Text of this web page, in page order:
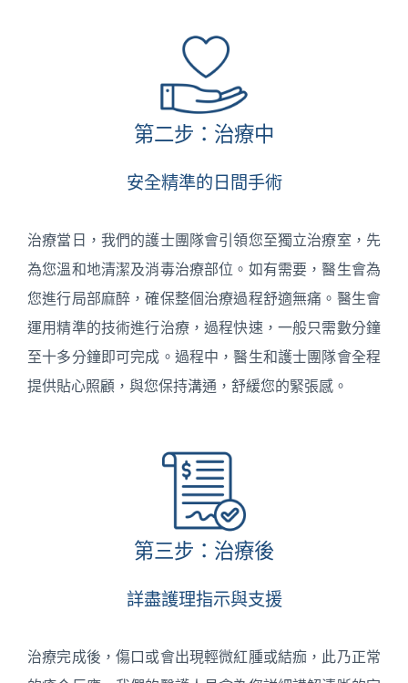
第二步：治療中
安全精準的日間手術
治療當日，我們的護士團隊會引領您至獨立治療室，先
為您溫和地清潔及消毒治療部位。如有需要，醫生會為
您進行局部麻醉，確保整個治療過程舒適無痛。醫生會
運用精準的技術進行治療，過程快速，一般只需數分鐘
至十多分鐘即可完成。過程中，醫生和護士團隊會全程
提供貼心照顧，與您保持溝通，舒緩您的緊張感。
第三步：治療後
詳盡護理指示與支援
治療完成後，傷口或會出現輕微紅腫或結痂，此乃正常